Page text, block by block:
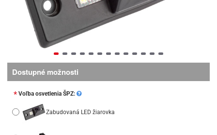
Dostupné možnosti
Voľba osvetlenia ŠPZ:
Zabudovaná LED žiarovka